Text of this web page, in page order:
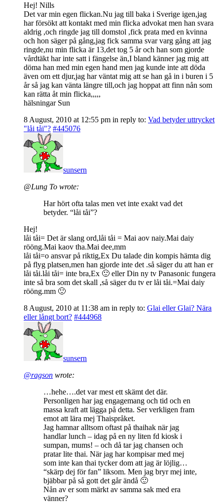
Hej! Nills
Det var min egen flickan.Nu jag till baka i Sverige igen,jag
har försökt att kontakt med min flicka advokat men han svara
aldrig ,och ringde jag till domstol ,fick prata med en kvinna
och hon säger på gång,jag fick samma svar varg gång att jag
ringde,nu min flicka är 13,det tog 5 år och han som gjorde
vårdtäkt har inte satt i fängelse än,I bland känner jag mig att
döma han med min egen hand men jag kunde inte att döda
även om ett djur,jag har väntat mig att se han gå in i buren i 5
år så jag kan vänta längre till,och jag hoppat att finn nån som
kan rätta åt min flicka,,,,,
hälsningar Sun
8 August, 2010 at 12:55 pm in reply to: Vad betyder uttrycket
"låi tåi"? #445076
sunsern
@Lung To wrote:
Har hört ofta talas men vet inte exakt vad det
betyder. “låi tåi”?
Hej!
låi tåi= Det är slang ord,låi tåi = Mai aov naiy.Mai daiy
rööng.Mai kaov tha.Mai dee,mm
låi tåi=o ansvar på riktig,Ex Du talade din kompis hämta dig
på flyg platsen,men han gjorde inte det .så säger du att han er
låi tåi.låi tåi= inte bra,Ex 🙂 eller Din ny tv Panasonic fungera
inte så bra som det skall ,så säger du tv er låi tåi.=Mai daiy
rööng.mm 🙂
8 August, 2010 at 11:38 am in reply to: Glai eller Glai? Nära
eller långt bort? #444968
sunsern
@ragson wrote:
…hehe….det var mest ett skämt det där.
Personligen har jag engagemang och tid och en
massa kraft att lägga på detta. Ser verkligen fram
emot att lära mej Thaispråket.
Jag hamnar alltsom oftast på thaihak när jag
handlar lunch – idag på en ny liten fd kiosk i
sumpan, mums! – och då tar jag chansen och
pratar lite thai. När jag har kompisar med mej
som inte kan thai tycker dom att jag är löjlig…
“skärp dej för fan” liksom. Men jag bryr mej inte,
bjäbbar på så gott det går ändå 🙂
Nån av er som märkt av samma sak med era
vänner?